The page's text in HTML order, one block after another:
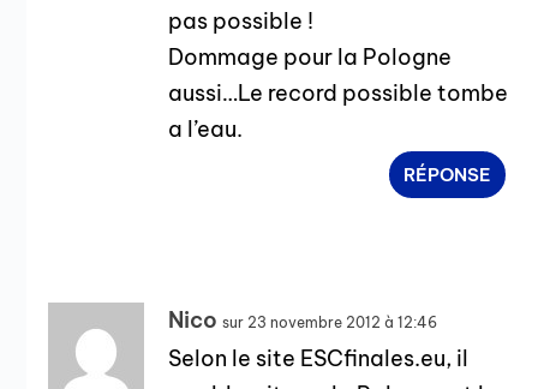
pas possible !
Dommage pour la Pologne
aussi…Le record possible tombe
a l’eau.
RÉPONSE
Nico sur 23 novembre 2012 à 12:46
Selon le site ESCfinales.eu, il